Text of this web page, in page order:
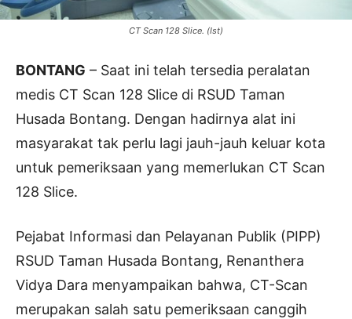
CT Scan 128 Slice. (Ist)
BONTANG – Saat ini telah tersedia peralatan
medis CT Scan 128 Slice di RSUD Taman
Husada Bontang. Dengan hadirnya alat ini
masyarakat tak perlu lagi jauh-jauh keluar kota
untuk pemeriksaan yang memerlukan CT Scan
128 Slice.
Pejabat Informasi dan Pelayanan Publik (PIPP)
RSUD Taman Husada Bontang, Renanthera
Vidya Dara menyampaikan bahwa, CT-Scan
merupakan salah satu pemeriksaan canggih